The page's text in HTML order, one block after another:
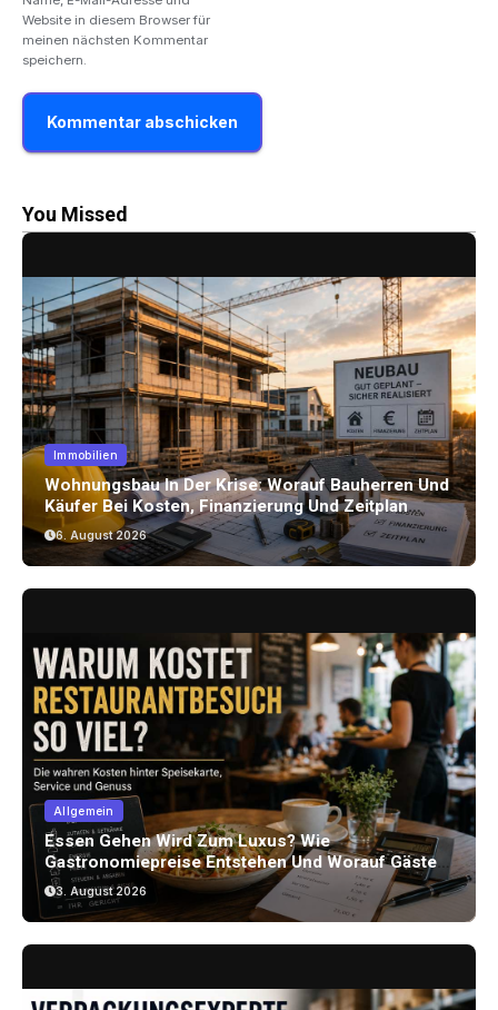
Website in diesem Browser für
meinen nächsten Kommentar
speichern.
You Missed
Immobilien
Wohnungsbau In Der Krise: Worauf Bauherren Und
Käufer Bei Kosten, Finanzierung Und Zeitplan
Achten Sollten
6. August 2026
Allgemein
Essen Gehen Wird Zum Luxus? Wie
Gastronomiepreise Entstehen Und Worauf Gäste
Achten Können
3. August 2026